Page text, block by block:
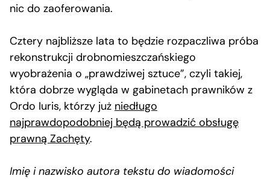
nic do zaoferowania.
Cztery najbliższe lata to będzie rozpaczliwa próba
rekonstrukcji drobnomieszczańskiego
wyobrażenia o „prawdziwej sztuce”, czyli takiej,
która dobrze wygląda w gabinetach prawników z
Ordo Iuris, którzy już niedługo
najprawdopodobniej będą prowadzić obsługę
prawną Zachęty.
Imię i nazwisko autora tekstu do wiadomości